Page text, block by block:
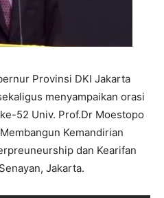
Provinsi DKI Jakarta
menyampaikan orasi
52 Univ. Prof.Dr Moestopo
Kemandirian
dan Kearifan
Jakarta.